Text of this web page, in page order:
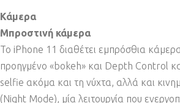
Κάμερα
Μπροστινή κάμερα
Το iPhone 11 διαθέτει εμπρόσθια
προηγμένο «bokeh» και Depth Control
selfie ακόμα και τη νύχτα, αλλά και
(Night Mode), μία λειτουργία που